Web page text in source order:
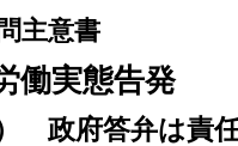
主意書
働実態告発
政府答弁は責